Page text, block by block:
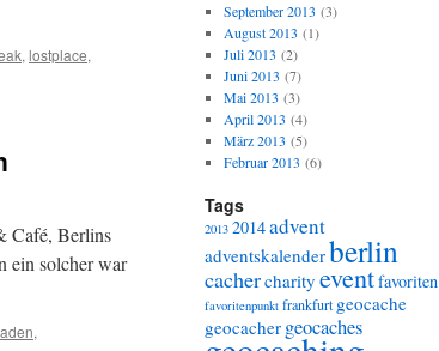
, lostplace,
Café, Berlins
ein solcher war
,
September 2013 (3)
August 2013 (1)
Juli 2013 (2)
Juni 2013 (7)
Mai 2013 (3)
April 2013 (4)
März 2013 (5)
Februar 2013 (6)
Tags
2013 2014advent
adventskalenderberlin
cachercharity eventfavoriten
favoritenpunkt frankfurt geocache
geocacher geocaches